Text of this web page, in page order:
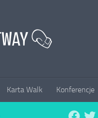
Karta Walk Konferencje